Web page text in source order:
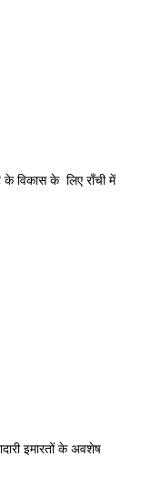
के विकास के  लिए राँची में
इमारतों के अवशेष